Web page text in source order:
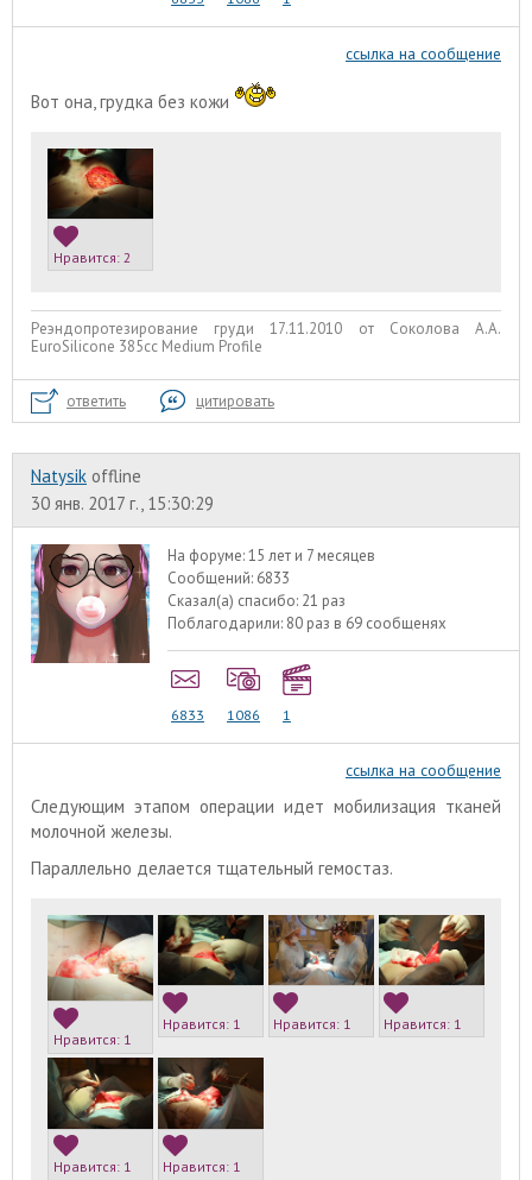
ссылка на сообщение
Вот она, грудка без кожи
Нравится: 2
Реэндопротезирование груди 17.11.2010 от Соколова А.А.
EuroSilicone 385сс Medium Profile
ответить цитировать
Natysik offline
30 янв. 2017 г., 15:30:29
На форуме:15 лет и 7 месяцев
Сообщений: 6833
Сказал(а) спасибо: 21 раз
Поблагодарили: 80 раз в 69 сообщенях
6833 1086 1
ссылка на сообщение
Следующим этапом операции идет мобилизация тканей
молочной железы.
Параллельно делается тщательный гемостаз.
Нравится: 1
Нравится: 1 Нравится: 1 Нравится: 1
Нравится: 1 Нравится: 1